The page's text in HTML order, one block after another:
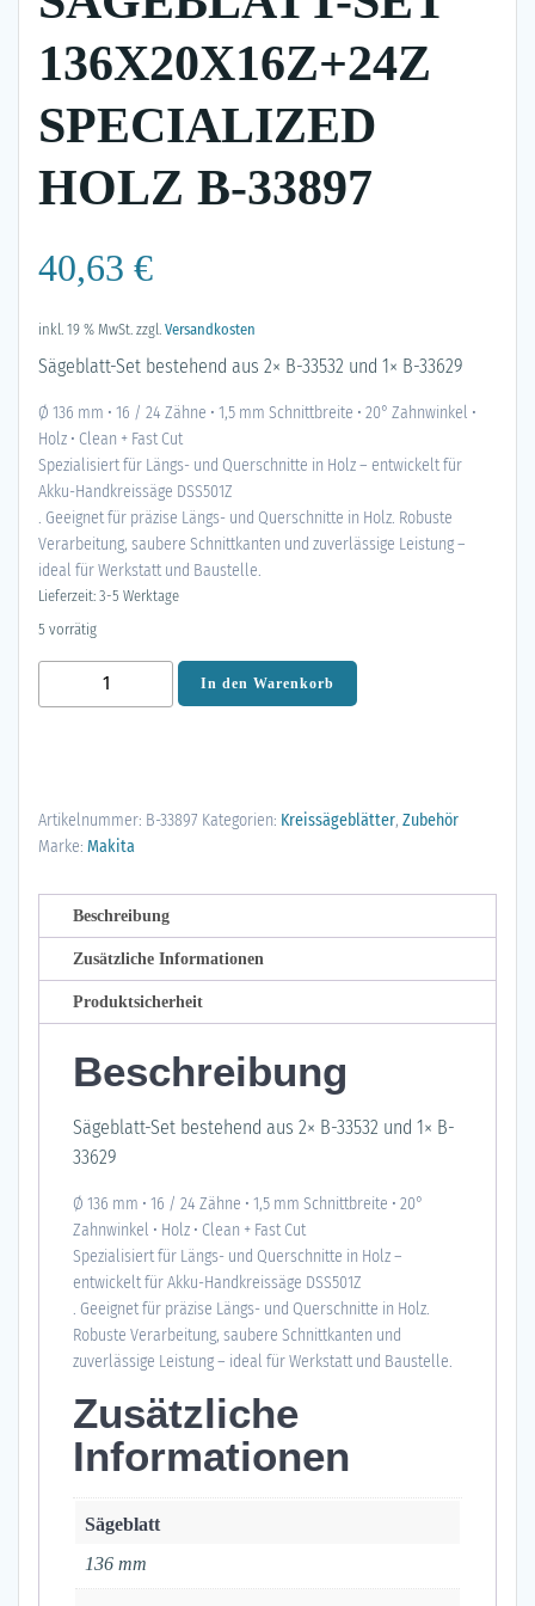
136X20X16Z+24Z
SPECIALIZED
HOLZ B-33897
40,63 €
inkl. 19 % MwSt. zzgl. Versandkosten
Sägeblatt-Set bestehend aus 2× B-33532 und 1× B-33629
Ø 136 mm • 16 / 24 Zähne • 1,5 mm Schnittbreite • 20° Zahnwinkel •
Holz • Clean + Fast Cut
Spezialisiert für Längs- und Querschnitte in Holz – entwickelt für
Akku-Handkreissäge DSS501Z
. Geeignet für präzise Längs- und Querschnitte in Holz. Robuste
Verarbeitung, saubere Schnittkanten und zuverlässige Leistung –
ideal für Werkstatt und Baustelle.
Lieferzeit: 3-5 Werktage
5 vorrätig
Sägeblatt-
Holz
B-
Menge
In den Warenkorb
Artikelnummer: B-33897 Kategorien: Kreissägeblätter, Zubehör
Marke: Makita
Beschreibung
Zusätzliche Informationen
Produktsicherheit
Beschreibung
Sägeblatt-Set bestehend aus 2× B-33532 und 1× B-
33629
Ø 136 mm • 16 / 24 Zähne • 1,5 mm Schnittbreite • 20°
Zahnwinkel • Holz • Clean + Fast Cut
Spezialisiert für Längs- und Querschnitte in Holz –
entwickelt für Akku-Handkreissäge DSS501Z
. Geeignet für präzise Längs- und Querschnitte in Holz.
Robuste Verarbeitung, saubere Schnittkanten und
zuverlässige Leistung – ideal für Werkstatt und Baustelle.
Zusätzliche
Informationen
Sägeblatt
136 mm